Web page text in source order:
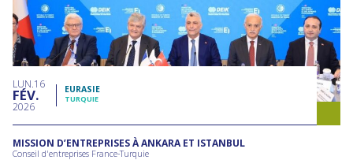
LUN 16
FÉV
2026
EURASIE
TURQUIE
MISSION D’ENTREPRISES À ANKARA ET ISTANBUL
Conseil d'entreprises France-Turquie